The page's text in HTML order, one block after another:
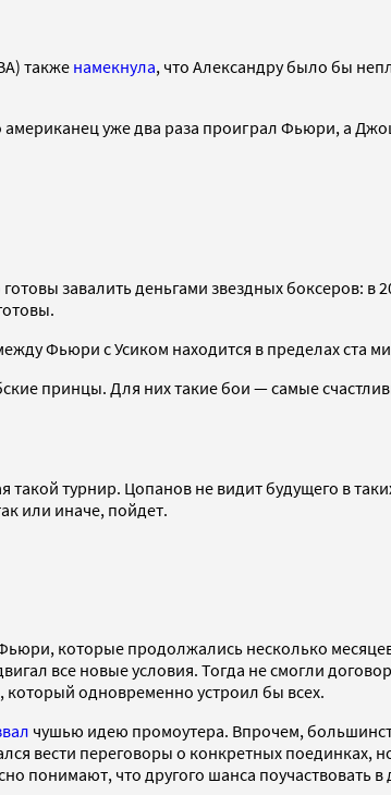
также намекнула, что Александру было бы
уже два раза проиграл Фьюри, а
завалить деньгами звездных боксеров: в
Фьюри с Усиком находится в пределах ста
принцы. Для них такие бои — самые
такой турнир. Цопанов не видит будущего в
или иначе, пойдет.
которые продолжались несколько
все новые условия. Тогда не смогли
который одновременно устроил бы всех.
чушью идею промоутера. Впрочем,
вести переговоры о конкретных поединках,
понимают, что другого шанса поучаствовать